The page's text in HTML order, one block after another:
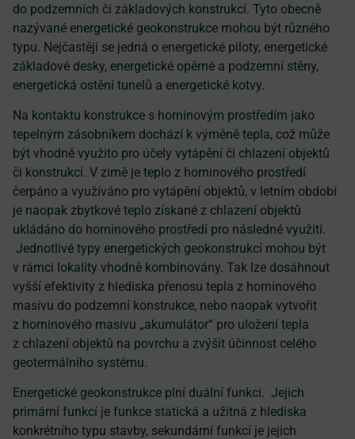
do podzemních či základových konstrukcí. Tyto obecně
nazývané energetické geokonstrukce mohou být různého
typu. Nejčastěji se jedná o energetické piloty, energetické
základové desky, energetické opěrné a podzemní stěny,
energetická ostění tunelů a energetické kotvy.
Na kontaktu konstrukce s horninovým prostředím jako
tepelným zásobníkem dochází k výměně tepla, což může
být vhodně využito pro účely vytápění či chlazení objektů
či konstrukcí. V zimě je teplo z horninového prostředí
čerpáno a využíváno pro vytápění objektů, v letním období
je naopak zbytkové teplo získané z chlazení objektů
ukládáno do horninového prostředí pro následné využití.
Jednotlivé typy energetických geokonstrukcí mohou být
v rámci lokality vhodně kombinovány. Tak lze dosáhnout
vyšší efektivity z hlediska přenosu tepla z horninového
masivu do podzemní konstrukce, nebo naopak vytvořit
z horninového masivu „akumulátor“ pro uložení tepla
z chlazení objektů na povrchu a zvýšit účinnost celého
geotermálního systému.
Energetické geokonstrukce plní duální funkci. Jejich
primární funkcí je funkce statická a užitná z hlediska
konkrétního typu stavby, sekundární funkcí je jejich